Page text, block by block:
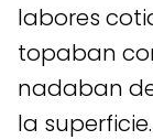
labores
topaban
nadaban
la